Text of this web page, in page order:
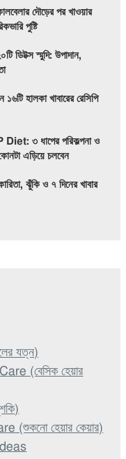
দৌড়ের পর খাওয়ার
পুষ্টি
ডিটক্স স্মুদি: উপাদান,
হালকা খাবারের রেসিপি
৩ ধাপের পরিকল্পনা ও
এড়িয়ে চলবেন
ঝুঁকি ও ৭ দিনের খাবার
যত্ন)
(বেসিক হেয়ার
(শুকনো হেয়ার কেয়ার)